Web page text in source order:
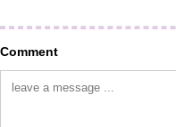
Comment